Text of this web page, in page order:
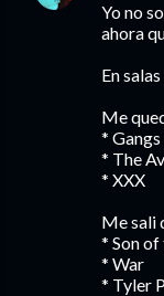
Yo no
ahora
En
Me
*
* The
* XXX
Me sali
* Son
* War
* Tyler